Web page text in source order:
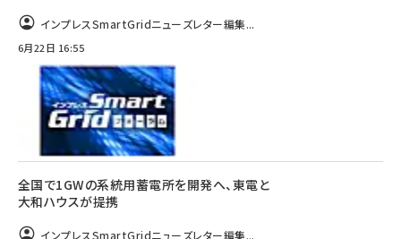
インプレスSmartGridニューズレター編集...
6月22日 16:55
全国で1GWの系統用蓄電所を開発へ、東電と
大和ハウスが提携
インプレスSmartGridニューズレター編集...